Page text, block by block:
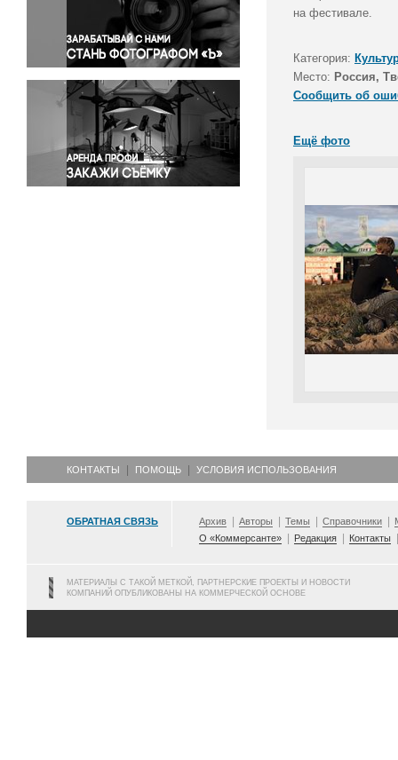
Правосудие
Происшествия и конфликты
Религия
Светская жизнь
Спорт
Экология
Экономика и бизнес
на фестивале.
Категория:
Место: Россия,
Сообщить об
Ещё фото
КОНТАКТЫ ПОМОЩЬ УСЛОВИЯ ИСПОЛЬЗОВАНИЯ
ОБРАТНАЯ СВЯЗЬ Архив Авторы Темы Справочники
О «Коммерсанте»
Редакция Контакты
МАТЕРИАЛЫ С ТАКОЙ МЕТКОЙ, ПАРТНЕРСКИЕ ПРОЕКТЫ И НОВОСТИ
КОМПАНИЙ ОПУБЛИКОВАНЫ НА КОММЕРЧЕСКОЙ ОСНОВЕ